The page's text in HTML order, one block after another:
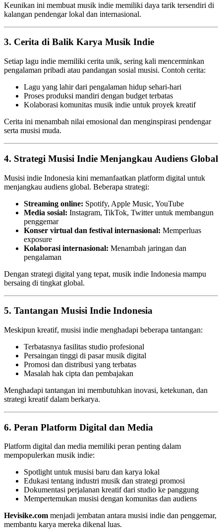
Keunikan ini membuat musik indie memiliki daya tarik tersendiri di
kalangan pendengar lokal dan internasional.
3. Cerita di Balik Karya Musik Indie
Setiap lagu indie memiliki cerita unik, sering kali mencerminkan
pengalaman pribadi atau pandangan sosial musisi. Contoh cerita:
Lagu yang lahir dari pengalaman hidup sehari-hari
Proses produksi mandiri dengan budget terbatas
Kolaborasi komunitas musik indie untuk proyek kreatif
Cerita ini menambah nilai emosional dan menginspirasi pendengar
serta musisi muda.
4. Strategi Musisi Indie Menjangkau Audiens Global
Musisi indie Indonesia kini memanfaatkan platform digital untuk
menjangkau audiens global. Beberapa strategi:
Streaming online: Spotify, Apple Music, YouTube
Media sosial: Instagram, TikTok, Twitter untuk membangun
penggemar
Konser virtual dan festival internasional: Memperluas
exposure
Kolaborasi internasional: Menambah jaringan dan
pengalaman
Dengan strategi digital yang tepat, musik indie Indonesia mampu
bersaing di tingkat global.
5. Tantangan Musisi Indie Indonesia
Meskipun kreatif, musisi indie menghadapi beberapa tantangan:
Terbatasnya fasilitas studio profesional
Persaingan tinggi di pasar musik digital
Promosi dan distribusi yang terbatas
Masalah hak cipta dan pembajakan
Menghadapi tantangan ini membutuhkan inovasi, ketekunan, dan
strategi kreatif dalam berkarya.
6. Peran Platform Digital dan Media
Platform digital dan media memiliki peran penting dalam
mempopulerkan musik indie:
Spotlight untuk musisi baru dan karya lokal
Edukasi tentang industri musik dan strategi promosi
Dokumentasi perjalanan kreatif dari studio ke panggung
Mempertemukan musisi dengan komunitas dan audiens
Hevisike.com menjadi jembatan antara musisi indie dan penggemar,
membantu karya mereka dikenal luas.